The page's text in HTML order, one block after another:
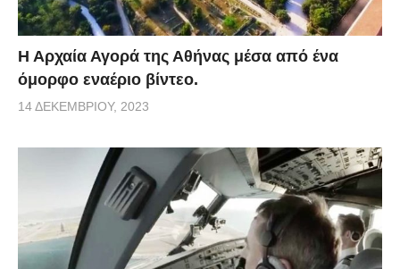
Η Αρχαία Αγορά της Αθήνας μέσα από ένα
όμορφο εναέριο βίντεο.
14 ΔΕΚΕΜΒΡΊΟΥ, 2023